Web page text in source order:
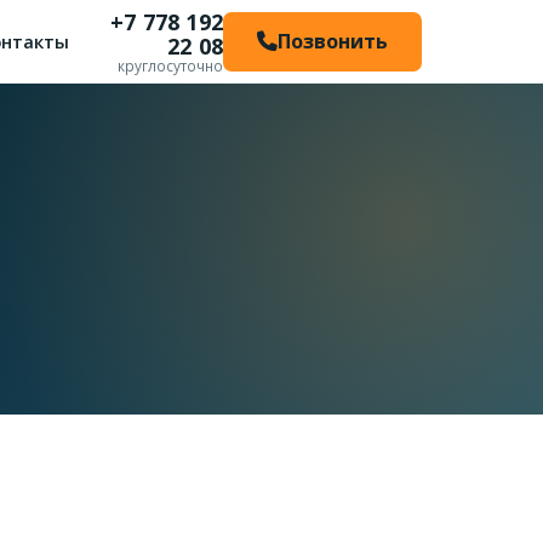
+7 778 192
22 08
круглосуточно
Позвонить